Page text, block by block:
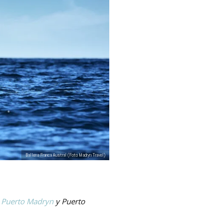
Ballena Franca Austral (foto Madryn Travel)
Puerto Madryny Puerto